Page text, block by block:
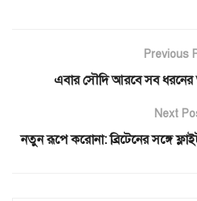
Previous
এবার সৌদি আরবে সব ধরনের
Next
নতুন রূপে করোনা: ব্রিটেনের সঙ্গে